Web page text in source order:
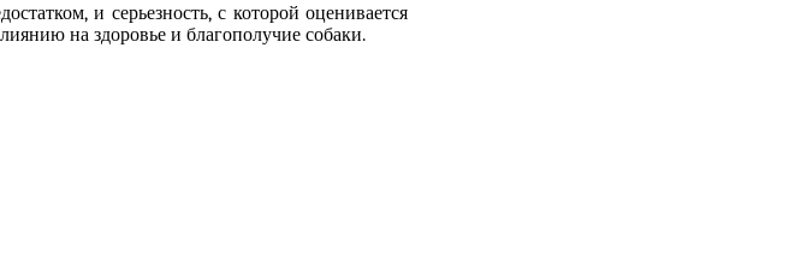
и серьезность, с которой оценивается
на здоровье и благополучие собаки.